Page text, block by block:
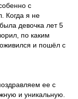
с
Когда я не
девочка лет 5
по каким
и пошёл с
ее с
и уникальную.